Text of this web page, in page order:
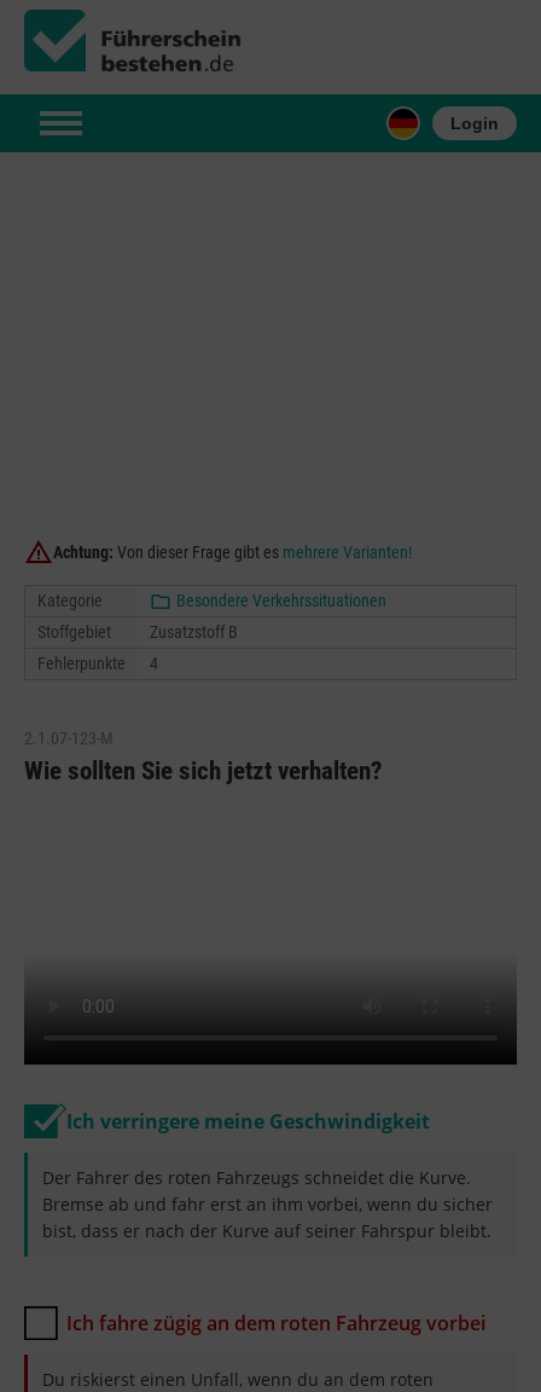
Login
Achtung: Von dieser Frage gibt es mehrere Varianten!
Kategorie
Besondere Verkehrssituationen
Stoffgebiet
Zusatzstoff B
Fehlerpunkte
4
2.1.07-123-M
Wie sollten Sie sich jetzt verhalten?
Ich verringere meine Geschwindigkeit
Der Fahrer des roten Fahrzeugs schneidet die Kurve.
Bremse ab und fahr erst an ihm vorbei, wenn du sicher
bist, dass er nach der Kurve auf seiner Fahrspur bleibt.
Ich fahre zügig an dem roten Fahrzeug vorbei
Du riskierst einen Unfall, wenn du an dem roten